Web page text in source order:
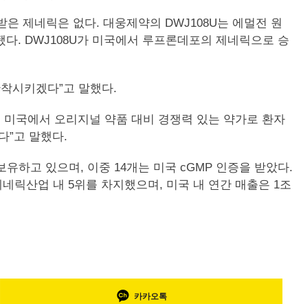
제네릭은 없다. 대웅제약의 DWJ108U는 에멀전 원
. DWJ108U가 미국에서 루프론데포의 제네릭으로 승
시키겠다”고 말했다.
국에서 오리지널 약품 대비 경쟁력 있는 약가로 환자
”고 말했다.
하고 있으며, 이중 14개는 미국 cGMP 인증을 받았다.
릭산업 내 5위를 차지했으며, 미국 내 연간 매출은 1조
카카오톡